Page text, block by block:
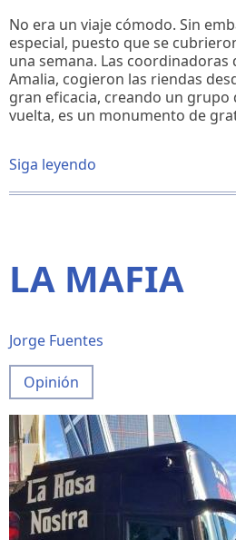
No era un viaje cómodo. Sin
especial, puesto que se
una semana. Las coordinadoras
Amalia, cogieron las riendas
gran eficacia, creando un grupo
vuelta, es un monumento de
Siga leyendo
con
LA MAFIA
Jorge Fuentes
Opinión